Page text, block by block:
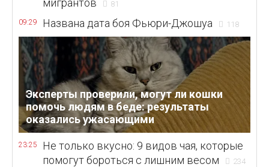
мигрантов
81
09:29 Названа дата боя Фьюри-Джошуа 118
Эксперты проверили, могут ли кошки
помочь людям в беде: результаты
оказались ужасающими
23:25
Не только вкусно: 9 видов чая, которые
помогут бороться с лишним весом
234